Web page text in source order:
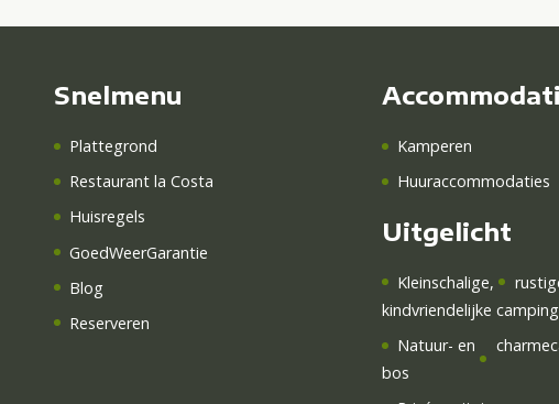
Snelmenu
Plattegrond
Restaurant la Costa
Huisregels
GoedWeerGarantie
Blog
Reserveren
Kamperen
Huuraccommodaties
Uitgelicht
Kleinschalige,
kindvriendelijke camping
Natuur-en
bos